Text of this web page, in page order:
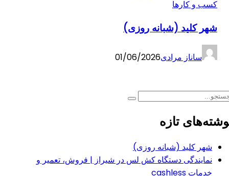
کسب و کارها
شهر کلید (شبانه روزی)
ساناز مرادی01/06/2026
تازه
شهر کلید (شبانه روزی)
نمایندگی دستگاه کش لس در شیراز | فروش، تعمیر و
خدمات cashless